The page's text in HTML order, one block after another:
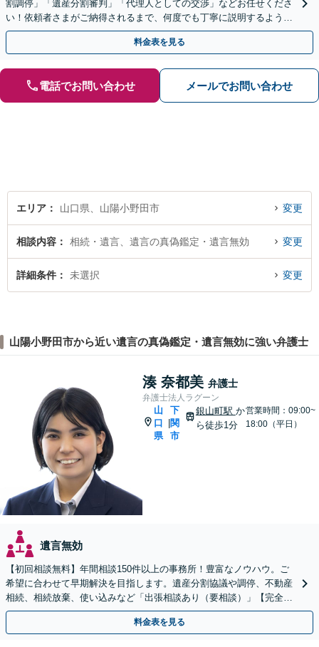
割調停」「遺産分割審判」「代理人としての交渉」などお任せくださ
い！依頼者さまがご納得されるまで、何度でも丁寧に説明するよう心
掛けています【土日祝／夜間対応可】【当日／電話相談可】
料金表を見る
電話でお問い合わせ メールでお問い合わせ
エリア 山口県、山陽小野田市 変更
相談内容 相続・遺言、遺言の真偽鑑定・遺言無効 変更
詳細条件 未選択 変更
山陽小野田市から近い遺言の真偽鑑定・遺言無効に強い弁護士
湊 奈都美 弁護士
弁護士法人ラグーン
山
口
県
下
関
市
銀山町駅 か
ら徒歩1分
営業時間：09:00~
18:00（平日）
遺言無効
【初回相談無料】年間相談150件以上の事務所！豊富なノウハウ。ご
希望に合わせて早期解決を目指します。遺産分割協議や調停、不動産
相続、相続放棄、使い込みなど「出張相談あり（要相談）」【完全個
室】【休日・夜間相談可】
料金表を見る